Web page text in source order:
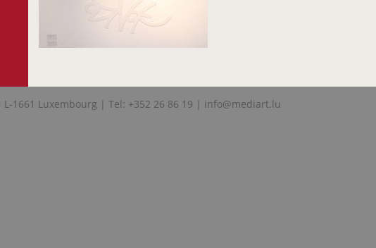
1661 Luxembourg | Tel: +352 26 86 19 | info@mediart.lu